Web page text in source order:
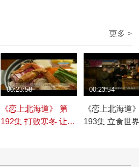
更多 >
《恋上北海道》 第
192集 打败寒冬 让我
00:23:58
《恋上北海道
193集 立食世
00:23:54